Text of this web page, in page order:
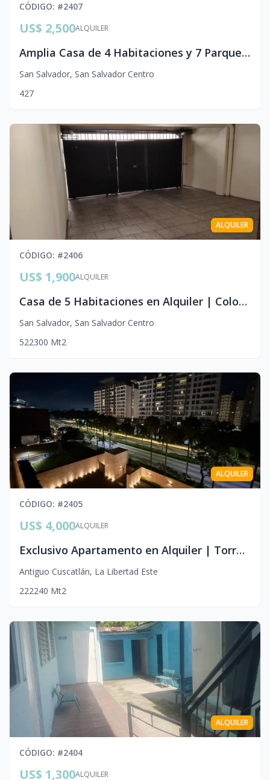
CÓDIGO: #2407
ALQUILER
US$ 2,500
Amplia Casa de 4 Habitaciones y 7 Parqueos en Alquiler | El Salvador
San Salvador, San Salvador Centro
427
ALQUILER
CÓDIGO: #2406
ALQUILER
US$ 1,900
Casa de 5 Habitaciones en Alquiler | Colonia Escalón, San Salvador
San Salvador, San Salvador Centro
522300 Mt2
ALQUILER
CÓDIGO: #2405
ALQUILER
US$ 4,000
Exclusivo Apartamento en Alquiler | Torre El Pedregal, Antiguo Cuscatlán
Antiguo Cuscatlán, La Libertad Este
222240 Mt2
ALQUILER
CÓDIGO: #2404
ALQUILER
US$ 1,300